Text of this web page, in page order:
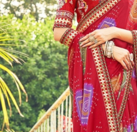
की तृतीया तिथि को मनाया